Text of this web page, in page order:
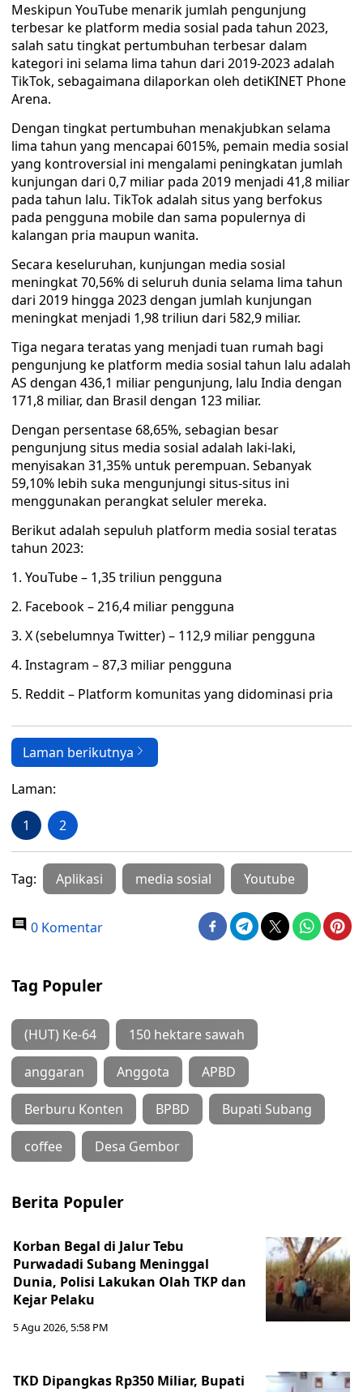
Meskipun YouTube menarik jumlah pengunjung
terbesar ke platform media sosial pada tahun 2023,
salah satu tingkat pertumbuhan terbesar dalam
kategori ini selama lima tahun dari 2019-2023 adalah
TikTok, sebagaimana dilaporkan oleh detiKINET Phone
Arena.
Dengan tingkat pertumbuhan menakjubkan selama
lima tahun yang mencapai 6015%, pemain media sosial
yang kontroversial ini mengalami peningkatan jumlah
kunjungan dari 0,7 miliar pada 2019 menjadi 41,8 miliar
pada tahun lalu. TikTok adalah situs yang berfokus
pada pengguna mobile dan sama populernya di
kalangan pria maupun wanita.
Secara keseluruhan, kunjungan media sosial
meningkat 70,56% di seluruh dunia selama lima tahun
dari 2019 hingga 2023 dengan jumlah kunjungan
meningkat menjadi 1,98 triliun dari 582,9 miliar.
Tiga negara teratas yang menjadi tuan rumah bagi
pengunjung ke platform media sosial tahun lalu adalah
AS dengan 436,1 miliar pengunjung, lalu India dengan
171,8 miliar, dan Brasil dengan 123 miliar.
Dengan persentase 68,65%, sebagian besar
pengunjung situs media sosial adalah laki-laki,
menyisakan 31,35% untuk perempuan. Sebanyak
59,10% lebih suka mengunjungi situs-situs ini
menggunakan perangkat seluler mereka.
Berikut adalah sepuluh platform media sosial teratas
tahun 2023:
1. YouTube – 1,35 triliun pengguna
2. Facebook – 216,4 miliar pengguna
3. X (sebelumnya Twitter) – 112,9 miliar pengguna
4. Instagram – 87,3 miliar pengguna
5. Reddit – Platform komunitas yang didominasi pria
Laman berikutnya
Laman:
1 2
Tag: Aplikasi media sosial Youtube
0 Komentar
Tag Populer
(HUT) Ke-64 150 hektare sawah
anggaran Anggota APBD
Berburu Konten BPBD Bupati Subang
coffee Desa Gembor
Berita Populer
Korban Begal di Jalur Tebu
Purwadadi Subang Meninggal
Dunia, Polisi Lakukan Olah TKP dan
Kejar Pelaku
5 Agu 2026, 5:58 PM
TKD Dipangkas Rp350 Miliar, Bupati